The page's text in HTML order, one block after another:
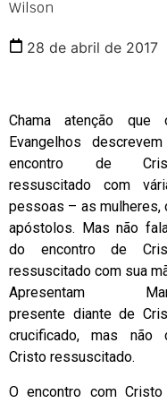
Wilson
28 de abril de 2017
Chama atenção que
Evangelhos
encontro de
ressuscitado com
pessoas – as mulheres,
apóstolos. Mas não
do encontro de
ressuscitado com sua
Apresentam
presente diante de
crucificado, mas não
Cristo ressuscitado.
O encontro com